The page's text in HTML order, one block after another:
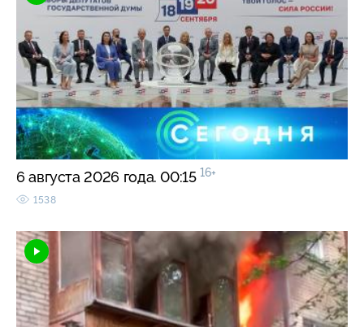
6 августа 2026 года. 00:15 16+
1538